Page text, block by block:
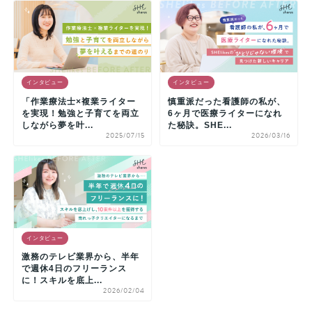
インタビュー
「作業療法士×複業ライター
を実現！勉強と子育てを両立
しながら夢を叶...
2025/07/15
インタビュー
慎重派だった看護師の私が、
6ヶ月で医療ライターになれ
た秘訣。SHE...
2026/03/16
インタビュー
激務のテレビ業界から、半年
で週休4日のフリーランス
に！スキルを底上...
2026/02/04